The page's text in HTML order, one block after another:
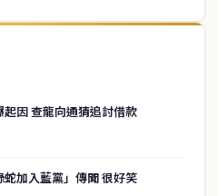
因 查龍向通猜追討借款
蛇加入藍黨」傳聞 很好笑
設於曼谷的中文新聞媒體，致力於
容。